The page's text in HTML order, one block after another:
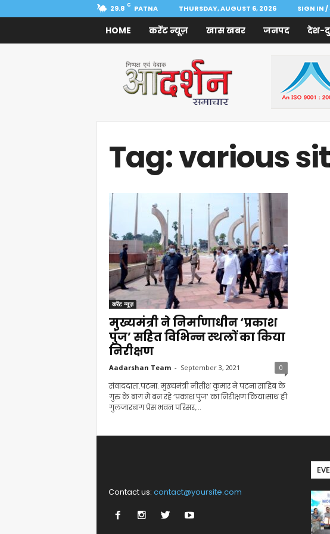
29.8 C PATNA THURSDAY, AUGUST 6, 2026 SIGN IN /
HOME करेंट न्यूज़ खास खबर जनपद देश-
Samachar
Tag: various
करेंट न्यूज़
मुख्यमंत्री ने निर्माणाधीन ‘प्रकाश
पुंज’ सहित विभिन्न स्थलों का किया
निरीक्षण
Aadarshan Team - September 3, 2021 0
संवाददाता.पटना. मुख्यमंत्री नीतीश कुमार ने पटना साहिब के
गुरु के बाग में बन रहे ‘प्रकाश पुंज’ का निरीक्षण किया।साथ ही
गुलजारबाग प्रेस भवन परिसर,...
Contact us: contact@yoursite.com